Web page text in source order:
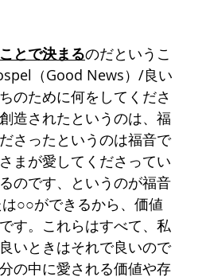
とで決まるのだというこ
（Good News）/良い
のために何をしてくださ
造されたというのは、福
さったというのは福音で
まが愛してくださってい
のです、というのが福音
○○ができるから、価値
す。これらはすべて、私
いときはそれで良いので
の中に愛される価値や存